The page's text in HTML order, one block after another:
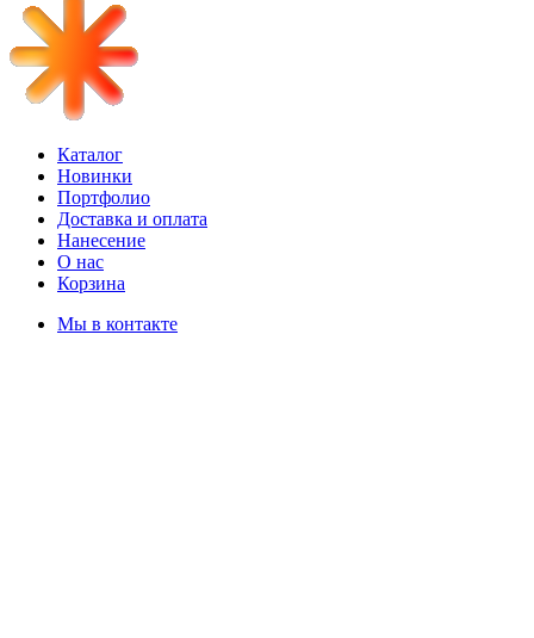
Каталог
Новинки
Портфолио
Доставка и оплата
Нанесение
О нас
Корзина
Мы в контакте